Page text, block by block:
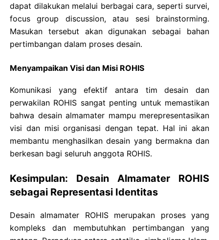
dapat dilakukan melalui berbagai cara, seperti survei,
focus group discussion, atau sesi brainstorming.
Masukan tersebut akan digunakan sebagai bahan
pertimbangan dalam proses desain.
Menyampaikan Visi dan Misi ROHIS
Komunikasi yang efektif antara tim desain dan
perwakilan ROHIS sangat penting untuk memastikan
bahwa desain almamater mampu merepresentasikan
visi dan misi organisasi dengan tepat. Hal ini akan
membantu menghasilkan desain yang bermakna dan
berkesan bagi seluruh anggota ROHIS.
Kesimpulan: Desain Almamater ROHIS
sebagai Representasi Identitas
Desain almamater ROHIS merupakan proses yang
kompleks dan membutuhkan pertimbangan yang